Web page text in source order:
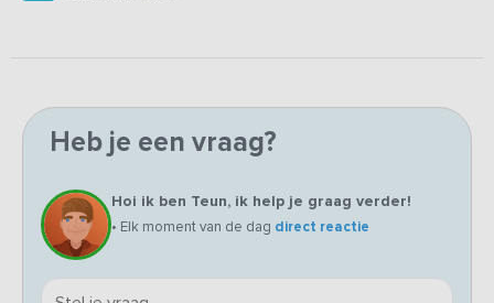
Heb je een vraag?
Hoi ik ben Teun, ik help je graag verder!
• Elk moment van de dag direct reactie